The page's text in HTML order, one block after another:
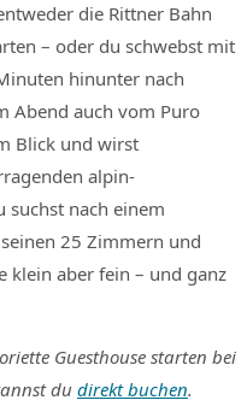
die Rittner Bahn
– oder du schwebst mit
hinunter nach
Abend auch vom Puro
Blick und wirst
alpin-
suchst nach einem
25 Zimmern und
klein aber fein – und ganz
Guesthouse starten bei
du direkt buchen.